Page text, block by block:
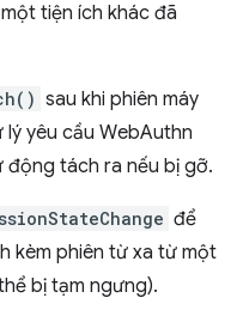
tiện ích khác đã
sau khi phiên máy
yêu cầu WebAuthn
tách ra nếu bị gỡ.
để
kèm phiên từ xa từ một
bị tạm ngưng).